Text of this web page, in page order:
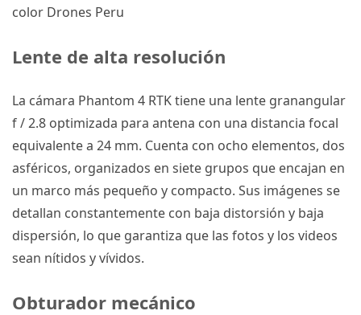
color Drones Peru
Lente de alta resolución
La cámara Phantom 4 RTKtiene una lente granangular
f / 2.8 optimizada para antena con una distancia focal
equivalente a 24 mm. Cuenta con ocho elementos, dos
asféricos, organizados en siete grupos que encajan en
un marco más pequeño y compacto. Sus imágenes se
detallan constantemente con baja distorsión y baja
dispersión, lo que garantiza que las fotos y los videos
sean nítidos y vívidos.
Obturador mecánico